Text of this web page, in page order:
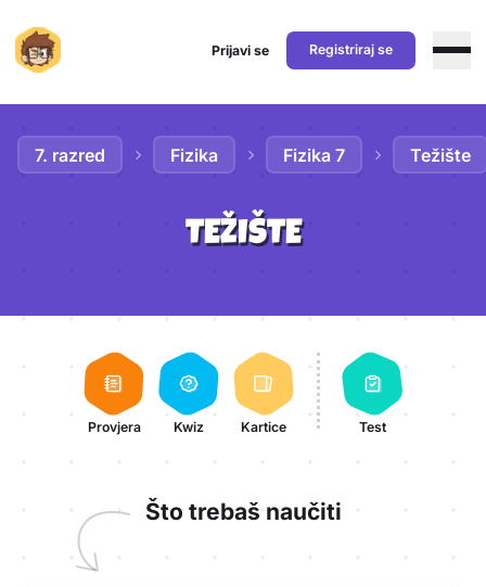
Prijavi se Registriraj se
7. razred Fizika Fizika 7 Težište
TEŽIŠTE
Aktivnosti lekcije
Provjera Kwiz Kartice Test
Što trebaš naučiti